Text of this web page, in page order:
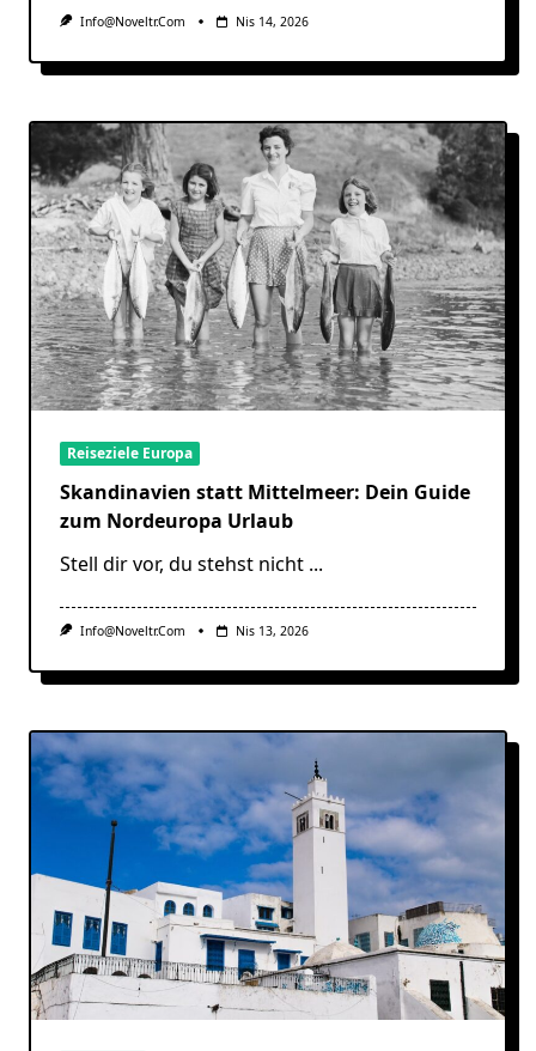
Info@noveltr.com Nis 14, 2026
Reiseziele Europa
Skandinavien statt Mittelmeer: Dein Guide
zum Nordeuropa Urlaub
Stell dir vor, du stehst nicht ...
Info@noveltr.com Nis 13, 2026